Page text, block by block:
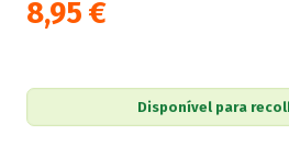
8,95 €
Disponível para